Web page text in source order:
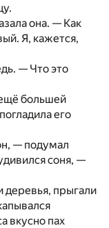
она. — Как
Я, кажется,
— Что это
большей
его
— подумал
соня, —
деревья, прыгали
вкусно пах